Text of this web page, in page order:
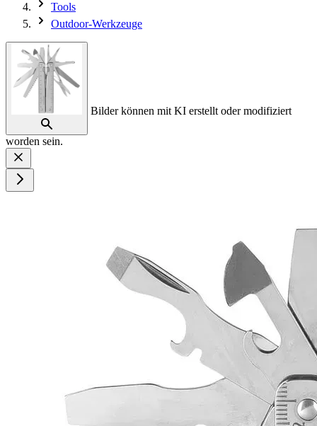
Tools
Outdoor-Werkzeuge
Bilder können mit KI erstellt oder modifiziert
worden sein.